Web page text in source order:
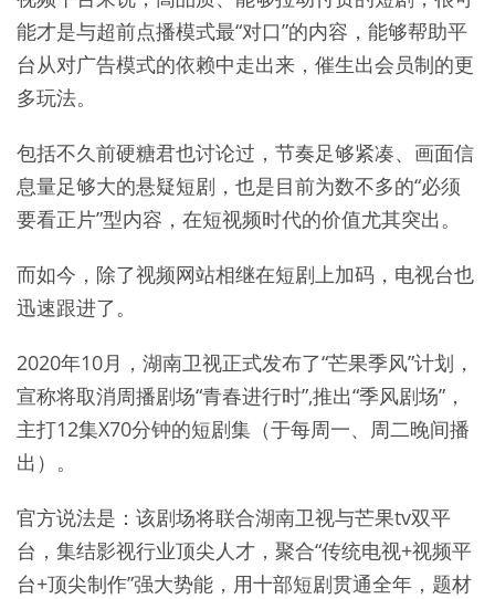
能才是与超前点播模式最“对口”的内容，能够帮助平
台从对广告模式的依赖中走出来，催生出会员制的更
多玩法。
包括不久前硬糖君也讨论过，节奏足够紧凑、画面信
息量足够大的悬疑短剧，也是目前为数不多的“必须
要看正片”型内容，在短视频时代的价值尤其突出。
而如今，除了视频网站相继在短剧上加码，电视台也
迅速跟进了。
2020年10月，湖南卫视正式发布了“芒果季风”计划，
宣称将取消周播剧场“青春进行时”,推出“季风剧场”，
主打12集X70分钟的短剧集（于每周一、周二晚间播
出）。
官方说法是：该剧场将联合湖南卫视与芒果tv双平
台，集结影视行业顶尖人才，聚合“传统电视+视频平
台+顶尖制作”强大势能，用十部短剧贯通全年，题材